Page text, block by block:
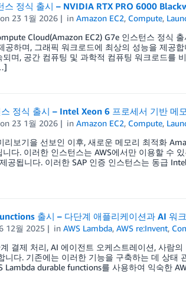
스 정식 출시 – NVIDIA RTX PRO 6000
on 23 1월 2026 inAmazon EC2, Compute,
Cloud(Amazon EC2) G7e 인스턴스 정식
공하며, 그래픽 워크로드에 최상의 성능을 제공
며, 공간 컴퓨팅 및 과학적 컴퓨팅 워크로드를
정식 출시 – Intel Xeon 6 프로세서 기반 메
on 23 1월 2026 inAmazon EC2, Compute,
리보기을 선보인 이후, 새로운 메모리 최적화
다. 이러한 인스턴스는 AWS에서만 이용할 수
공됩니다. 이러한 SAP 인증 인스턴스는 동급
출시 – 다단계 애플리케이션과 AI 워
12월 2025 inAWS Lambda,AWS re:Invent,
결제 처리, AI 에이전트 오케스트레이션, 사람
니다. 기존에는 이러한 기능을 구축하는 데 상태
Lambda durable functions를 사용하여 익숙한